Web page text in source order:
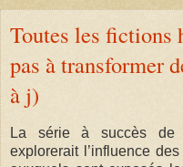
Toutes les fictions
pas à transformer
à j)
La série à succès de
explorerait l’influence